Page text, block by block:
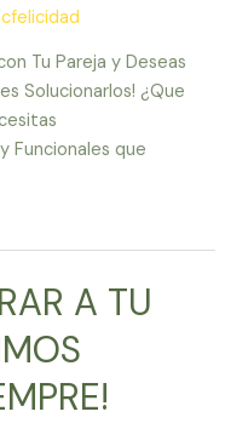
Tu Pareja y Deseas
Solucionarlos! ¿Que
Funcionales que
A TU